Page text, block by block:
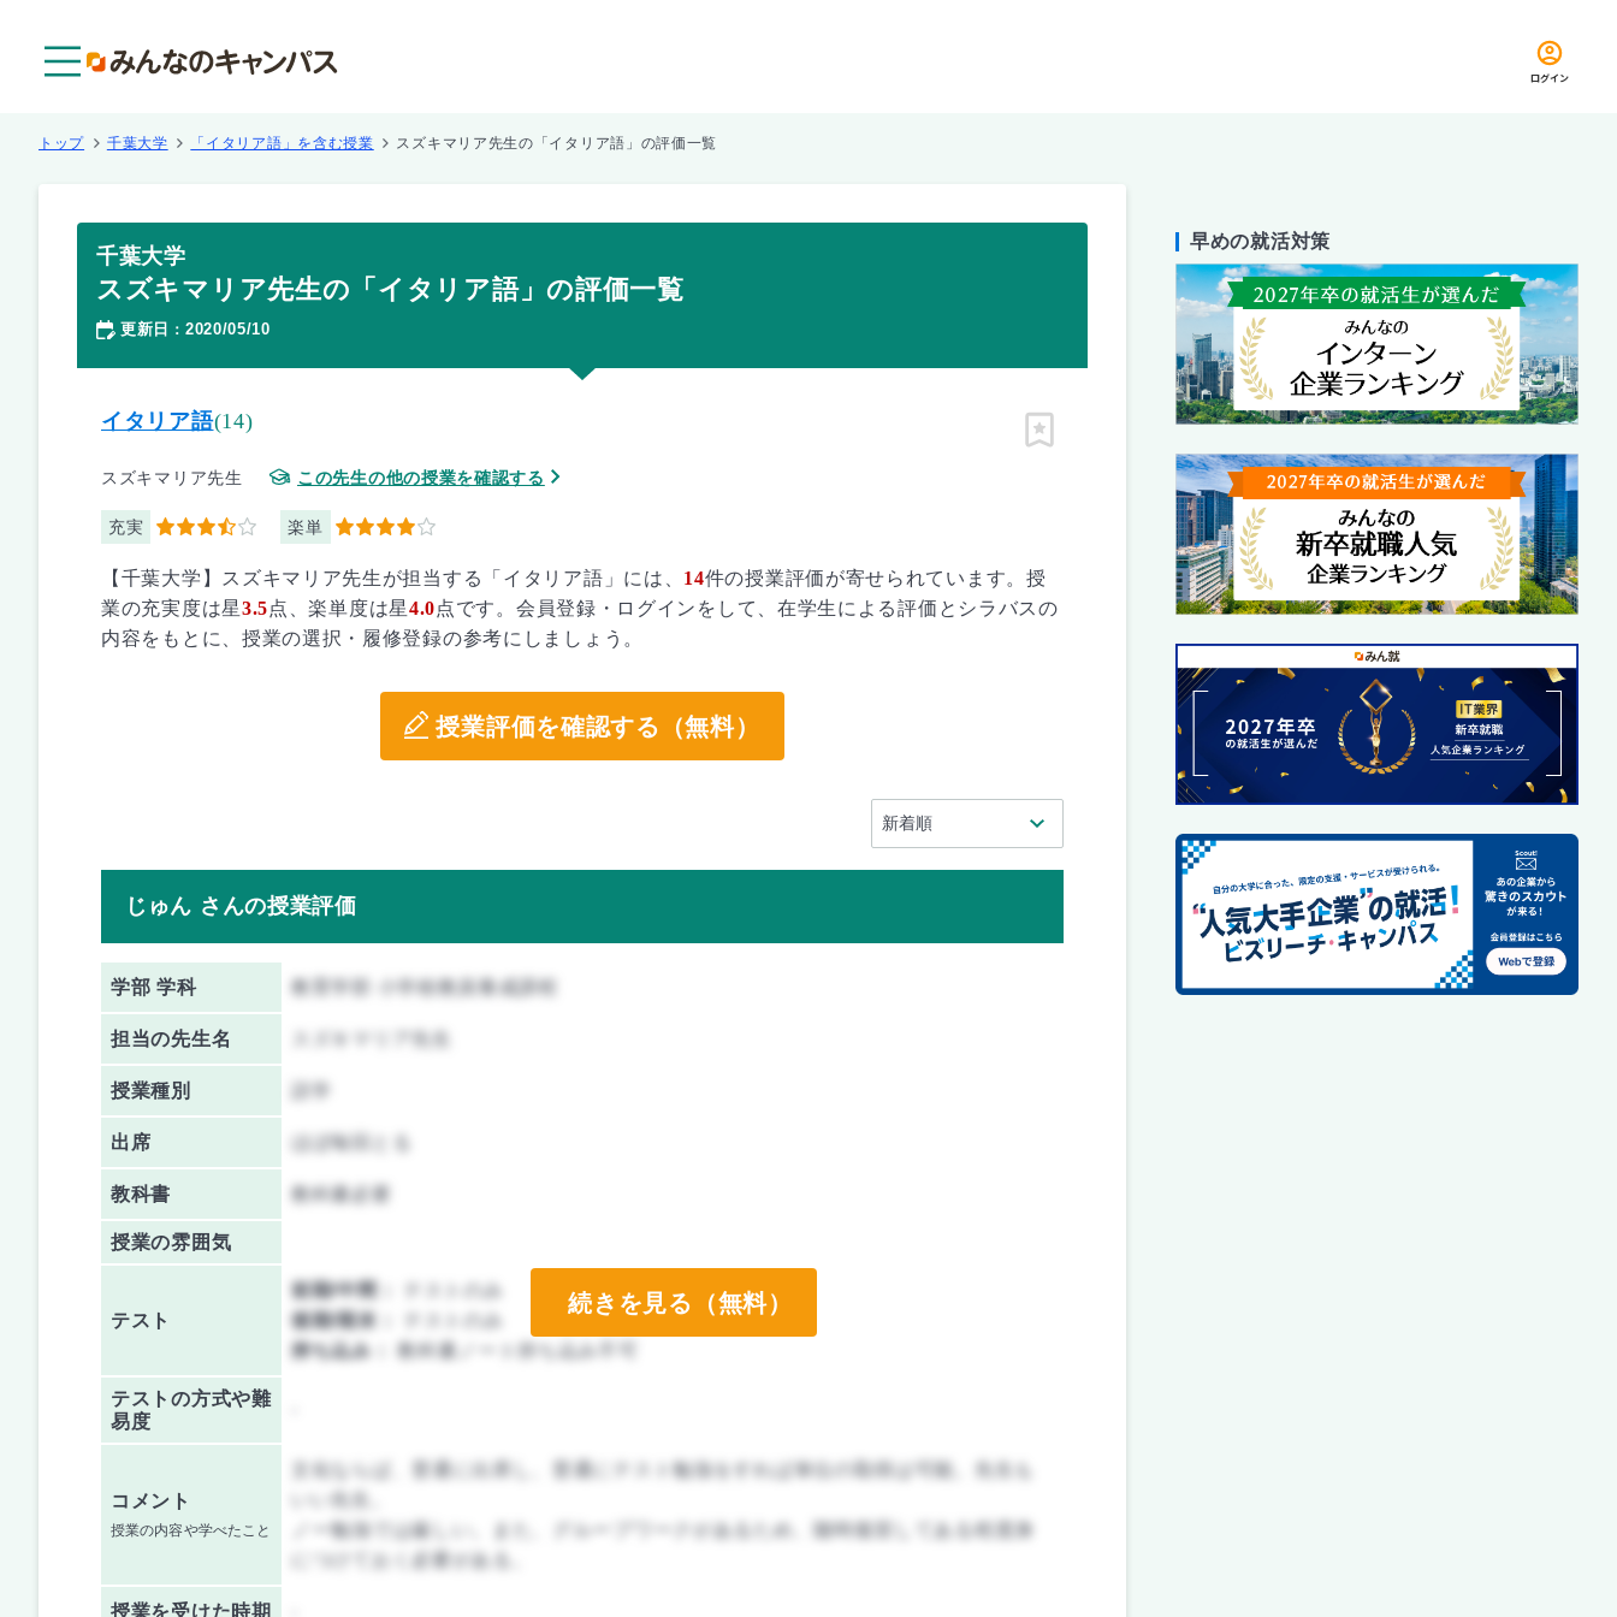
ログイン
トップ 千葉大学 「イタリア語」を含む授業 スズキマリア先生の「イタリア語」の評価一覧
千葉大学
スズキマリア先生の「イタリア語」の評価一覧
更新日 ： 2020/05/10
イタリア語(14)
スズキマリア先生 この先生の他の授業を確認する
充実 3.5 楽単 4
ピン留め
【千葉大学】スズキマリア先生が担当する「イタリア語」には、 14件の授業評価が寄せられています。授
業の充実度は星3.5点、楽単度は星4.0点です。会員登録・ログインをして、在学生による評価とシラバスの
内容をもとに、授業の選択・履修登録の参考にしましょう。
授業評価を確認する（無料）
じゅん さんの授業評価
学部 学科 教育学部 小学校教員養成課程
担当の先生名
授業種別
出席 ほぼ毎回とる
教科書 教科書必要
授業の雰囲気
テスト
前期/中間：
テストのみ
後期/期末：
テストのみ
持ち込み：
教科書ノート持ち込み不可
テストの方式や難
易度
コメント
授業の内容や学べたこと
文化ならば、普通に出席し、普通にテスト勉強をすれば単位の取得は可能。先生も
ノー勉強では厳しい。また、グループワークがあるため、随時復習してある程度身
につけておく必要がある。
授業を受けた時期
続きを見る（無料）
早めの就活対策